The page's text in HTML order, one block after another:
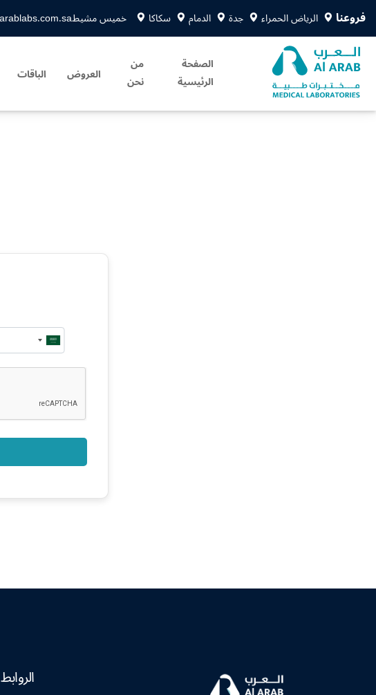
فروعنا الرياض الحمراء جدة الدمام سكاكا خميس مشيط
الصفحة
الرئيسية
من
نحن العروض الباقات
Saudi
Arabia
الروابط